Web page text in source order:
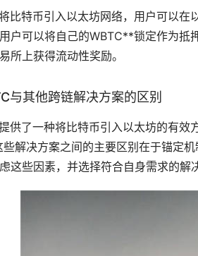
比特币引入以太坊网络，用户可以
户可以将自己的WBTC**锁定作为
所上获得流动性奖励。
与其他跨链解决方案的区别
供了一种将比特币引入以太坊的有效
解决方案之间的主要区别在于锚定
这些因素，并选择符合自身需求的解